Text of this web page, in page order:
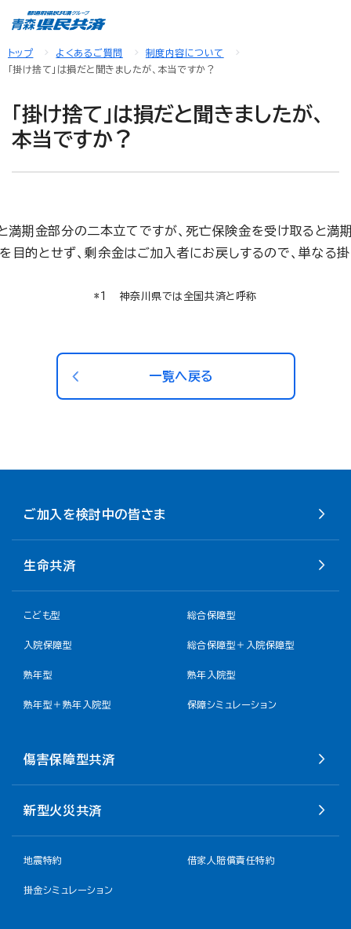
トップ よくあるご質問
制度内容について
「掛け捨て」は損だと聞きましたが、本当ですか？
「掛け捨て」は損だと聞きましたが、
本当ですか？
金部分の二本立てですが、死亡保険金を受け取ると
目的とせず、剰余金はご加入者にお戻しするので、単なる
神奈川県では全国共済と呼称
一覧へ戻る
ご加入を検討中の皆さま
生命共済
こども型 総合保障型
入院保障型 総合保障型＋入院保障型
熟年型 熟年入院型
熟年型＋熟年入院型 保障シミュレーション
傷害保障型共済
新型火災共済
地震特約 借家人賠償責任特約
掛金シミュレーション